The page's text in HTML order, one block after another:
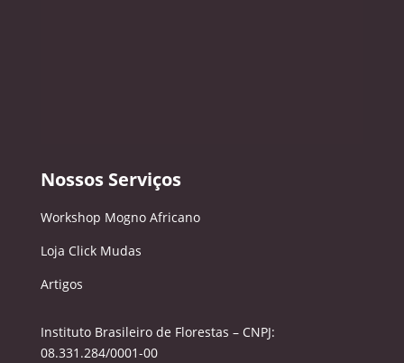
Nossos Serviços
Workshop Mogno Africano
Loja Click Mudas
Artigos
Instituto Brasileiro de Florestas – CNPJ:
08.331.284/0001-00